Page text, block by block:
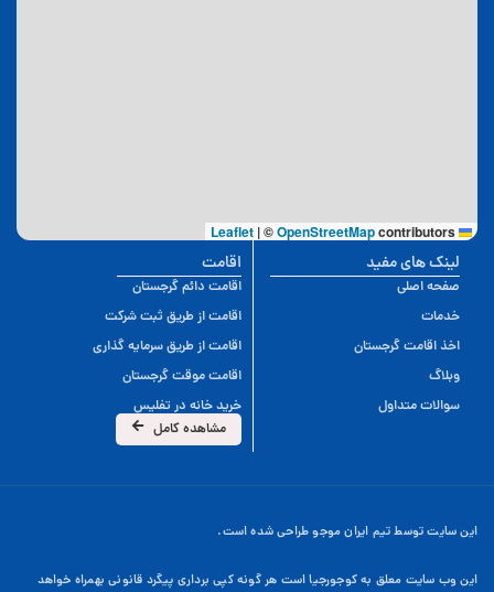
Leaflet
|©OpenStreetMapcontributors
اقامت
اقامت دائم گرجستان
اقامت از طریق ثبت شرکت
اقامت از طریق سرمایه گذاری
اقامت موقت گرجستان
خرید خانه در تفلیس
مشاهده کامل
لینک های مفید
صفحه اصلی
خدمات
اخذ اقامت گرجستان
وبلاگ
سوالات متداول
این سایت توسط تیم ایران موجو طراحی شده است.
این وب سایت معلق به کوجورجیا است هر گونه کپی برداری پیگرد قانونی بهمراه خواهد